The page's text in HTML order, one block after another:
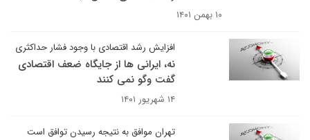
۱۰ بهمن ۱۴۰۱
افزایش رشد اقتصادی با وجود فشار حداکثری
نه، ایرانی ها از جایگاه ضعف اقتصادی
گفت وگو نمی کنند
۱۴ شهریور ۱۴۰۱
تهران موافق به نتیجه رسیدن توافق است